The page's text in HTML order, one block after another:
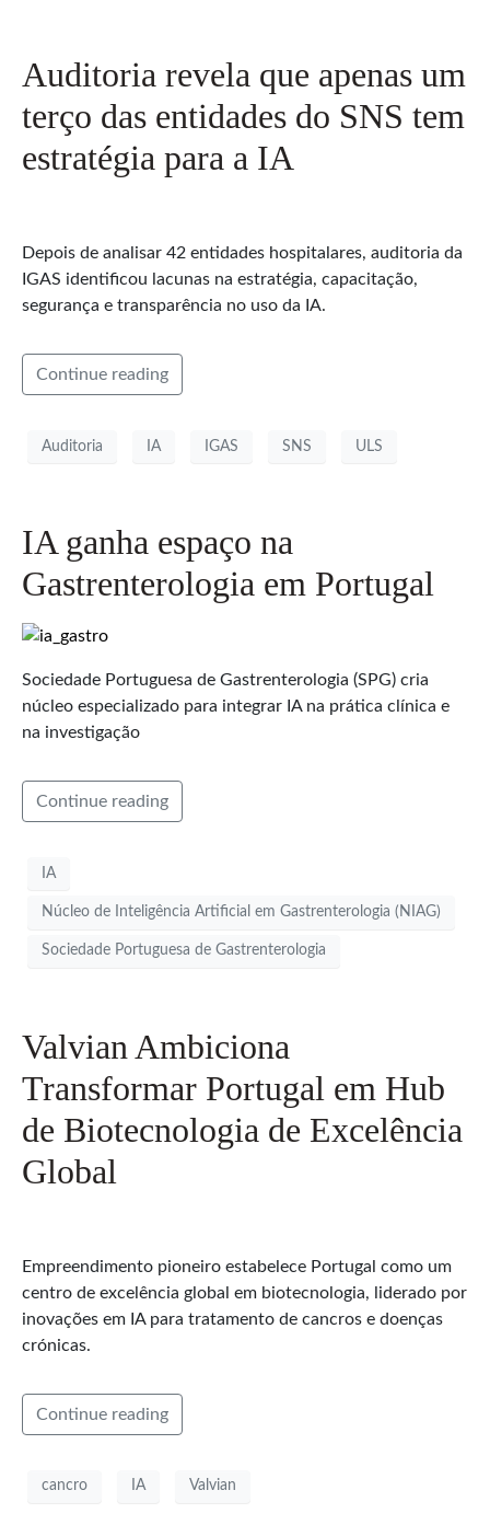
Auditoria revela que apenas um
terço das entidades do SNS tem
estratégia para a IA
Depois de analisar 42 entidades hospitalares, auditoria da
IGAS identificou lacunas na estratégia, capacitação,
segurança e transparência no uso da IA.
Continue reading
Auditoria IA IGAS SNS ULS
IA ganha espaço na
Gastrenterologia em Portugal
Sociedade Portuguesa de Gastrenterologia (SPG) cria
núcleo especializado para integrar IA na prática clínica e
na investigação
Continue reading
IA
Núcleo de Inteligência Artificial em Gastrenterologia (NIAG)
Sociedade Portuguesa de Gastrenterologia
Valvian Ambiciona
Transformar Portugal em Hub
de Biotecnologia de Excelência
Global
Empreendimento pioneiro estabelece Portugal como um
centro de excelência global em biotecnologia, liderado por
inovações em IA para tratamento de cancros e doenças
crónicas.
Continue reading
cancro IA Valvian